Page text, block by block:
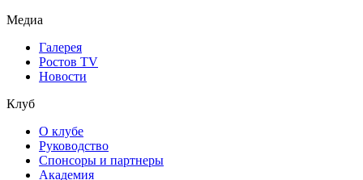
Медиа
Галерея
Ростов TV
Новости
Клуб
О клубе
Руководство
Спонсоры и партнеры
Академия